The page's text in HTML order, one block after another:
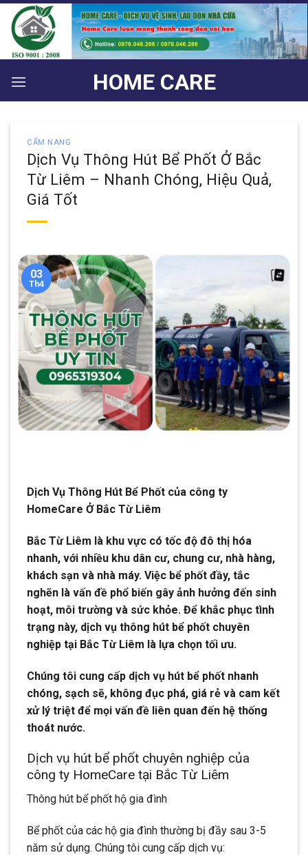
Bỏ
qua
nội
dung
HOME CARE
CẨM NANG
Dịch Vụ Thông Hút Bể Phốt Ở Bắc
Từ Liêm – Nhanh Chóng, Hiệu Quả,
Giá Tốt
03
Th4
Dịch Vụ Thông Hút Bể Phốt của công ty
HomeCare Ở Bắc Từ Liêm
Bắc Từ Liêm là khu vực có tốc độ đô thị hóa
nhanh, với nhiều khu dân cư, chung cư, nhà hàng,
khách sạn và nhà máy. Việc bể phốt đầy, tắc
nghẽn là vấn đề phổ biến gây ảnh hưởng đến sinh
hoạt, môi trường và sức khỏe. Để khắc phục tình
trạng này, dịch vụ thông hút bể phốt chuyên
nghiệp tại Bắc Từ Liêm là lựa chọn tối ưu.
Chúng tôi cung cấp dịch vụ hút bể phốt nhanh
chóng, sạch sẽ, không đục phá, giá rẻ và cam kết
xử lý triệt để mọi vấn đề liên quan đến hệ thống
thoát nước.
Dịch vụ hút bể phốt chuyên nghiệp của
công ty HomeCare tại Bắc Từ Liêm
Thông hút bể phốt hộ gia đình
Bể phốt của các hộ gia đình thường bị đầy sau 3-5
năm sử dụng. Chúng tôi cung cấp dịch vụ: